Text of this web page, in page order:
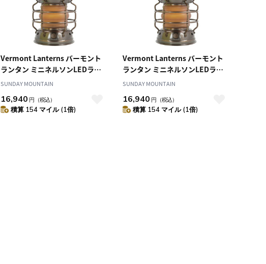
順）
価格（安い順）
価格（高い順）
Vermont Lanterns バーモント
ランタン ミニネルソンLEDラン
タンフロストグラスアンバー
SUNDAY MOUNTAIN
16,940 円 （税込）
積算 154 マイル (1倍)
Vermont Lanterns バーモント
ランタン ミニネルソンLEDラン
タンフロストグラスアンバー
SUNDAY MOUNTAIN
16,940 円 （税込）
積算 154 マイル (1倍)